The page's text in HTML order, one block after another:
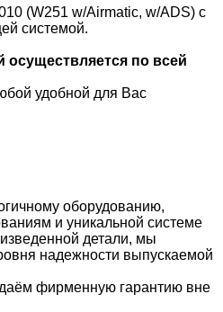
(W251 w/Airmatic, w/ADS) с
системой.
осуществляется по всей
удобной для Вас
оборудованию,
и уникальной системе
детали, мы
надежности выпускаемой
фирменную гарантию вне